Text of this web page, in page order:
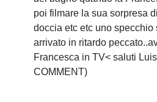
poi filmare la sua sorpresa
doccia etc etc uno specchio
arrivato in ritardo
Francesca in TV< saluti
COMMENT)